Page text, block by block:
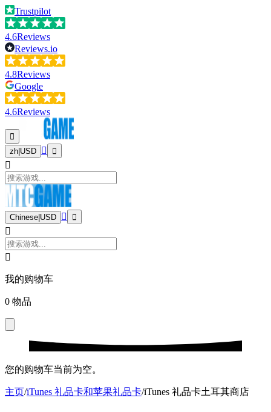
Trustpilot
4.6Reviews
Reviews.io
4.8Reviews
Google
4.6Reviews
zh USD
Chinese USD
我的购物车
0 物品
您的购物车当前为空。
主页/iTunes 礼品卡和苹果礼品卡/iTunes 礼品卡土耳其商店